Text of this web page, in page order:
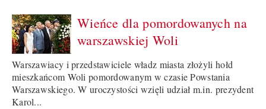
Wieńce dla pomordowanych na
warszawskiej Woli
Warszawiacy i przedstawiciele władz miasta złożyli hołd
mieszkańcom Woli pomordowanym w czasie Powstania
Warszawskiego. W uroczystości wzięli udział m.in. prezydent
Karol...